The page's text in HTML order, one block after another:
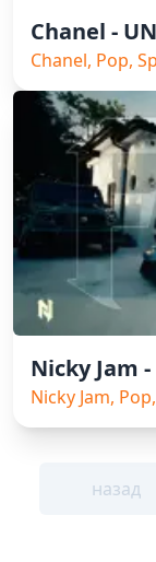
Chanel -
Chanel, Pop,
Nicky Jam -
Nicky Jam,
назад